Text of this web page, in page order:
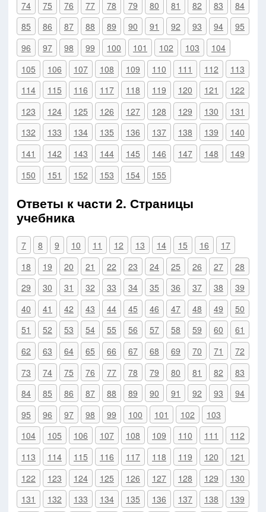
74
75 76 77 78 79 80 81 82 83
84
85
86 87 88 89 90 91 92 93 94
95
96
97 98 99 100 101 102 103
104
105
106 107 108 109 110 111 112
113
114
115 116 117 118 119 120 121
122
123
124 125 126 127 128 129 130
131
132
133 134 135 136 137 138 139
140
141
142 143 144 145 146 147 148
149
150
151 152 153 154 155
Ответы к части 2. Страницы
учебника
7 8 9 10 11 12 13 14 15 16
17
18
19 20 21 22 23 24 25 26 27
28
29
30 31 32 33 34 35 36 37 38
39
40
41 42 43 44 45 46 47 48 49
50
51
52 53 54 55 56 57 58 59 60
61
62
63 64 65 66 67 68 69 70 71
72
73
74 75 76 77 78 79 80 81 82
83
84
85 86 87 88 89 90 91 92 93
94
95
96 97 98 99 100 101 102
103
104
105 106 107 108 109 110 111
112
113
114 115 116 117 118 119 120
121
122
123 124 125 126 127 128 129
130
131
132 133 134 135 136 137 138 139